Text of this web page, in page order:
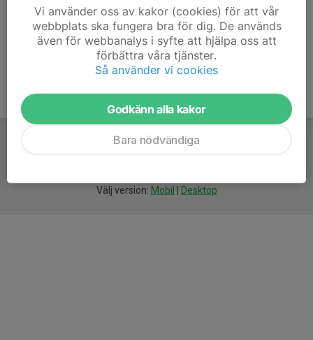
Välj version: Mobil Desktop
Vi använder oss av kakor (cookies) för att vår
webbplats ska fungera bra för dig. De används
även för webbanalys i syfte att hjälpa oss att
förbättra våra tjänster.
Så använder vi cookies
Godkänn alla kakor
Bara nödvändiga